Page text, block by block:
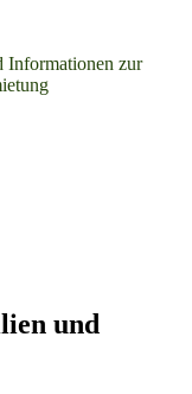
Informationen zur
und